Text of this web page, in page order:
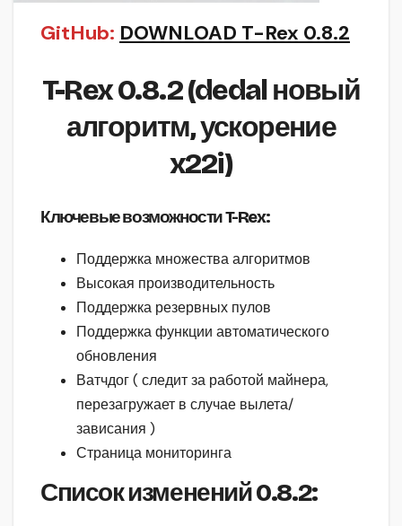
GitHub: DOWNLOAD T-Rex 0.8.2
T-Rex 0.8.2 (dedal новый
алгоритм, ускорение
x22i)
Ключевые возможности T-Rex:
Поддержка множества алгоритмов
Высокая производительность
Поддержка резервных пулов
Поддержка функции автоматического
обновления
Ватчдог ( следит за работой майнера,
перезагружает в случае вылета/
зависания )
Страница мониторинга
Список изменений0.8.2: